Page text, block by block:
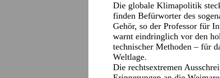
Die globale Klimapolitik
finden Befürworter des
Gehör, so der Professor für
warnt eindringlich vor den
technischer Methoden – für
Weltlage.
Die rechtsextremen